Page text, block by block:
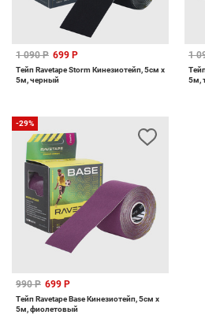
1 090 Р 699 Р
Тейп Ravetape Storm Кинезиотейп, 5см x
5м, черный
1
5м,
-29%
990 Р 699 Р
Тейп Ravetape Base Кинезиотейп, 5см x
5м, фиолетовый